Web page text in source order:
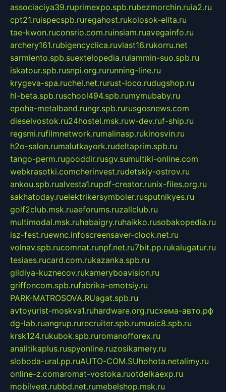
associaciya39.ruprimexpo.spb.rubezmorchin.ruia2.ru
cpt21.ruispecspb.ruregahost.rukolosok-elita.ru
tae-kwon.ruconsrio.com.ruinsiam.ruavegainfo.ru
archery161.rubigencyclica.ruvlast16.rukorru.net
sarmiento.spb.suextelopedia.rulammin-suo.spb.ru
iskatour.spb.rusnpi.org.rurunning-line.ru
krygeva-spa.ruchel.net.rurust-loco.rudugshop.ru
hl-beta.spb.ruschool494.spb.rumymubaby.ru
epoha-metalband.rungr.spb.rurusgosnews.com
dieselvostok.ru24hostel.msk.ruw-dev.ruf-ship.ru
regsmi.rufilmnetwork.rumalinasp.rukinosvin.ru
h2o-salon.rumalutkayork.rudeltaprim.spb.ru
tango-perm.rugooddir.rusgv.sumultiki-online.com
webkrasotki.comcherinvest.rudetskiy-ostrov.ru
ankou.spb.rualvesta1.rupdf-creator.runix-files.org.ru
sakhatoday.ruelektrikersymboler.rusputnikyes.ru
golf2club.msk.ruaeforums.ruzallclub.ru
multimodal.msk.ruhabaigry.ruhaikko.rusobakopedia.ru
isz-fest.ruewnc.infoscreensaver-clock.net.ru
volnav.spb.rucomnat.runpf.net.ru7bit.pp.rukalugatur.ru
tesiaes.rucard.com.rukazanka.spb.ru
gildiya-kuznecov.rukameryboavision.ru
griffoncom.spb.rufabrika-emotsiy.ru
PARK-MATROSOVA.RUagat.spb.ru
avtoyurist-moskva1.ruhardware.org.ruсхема-авто.рф
dg-lab.ruangrup.rurecruiter.spb.rumusic8.spb.ru
krsk124.rukubok.spb.ruromanofforex.ru
analitikaplus.ruspyonline.ruzosikamery.ru
sloboda-ural.pp.ruAUTO-COM.SUhohota.netalimy.ru
online-z.comaromat-vostoka.ruotdelkaexp.ru
mobilvest.rubbd.net.rumebelshop.msk.ru